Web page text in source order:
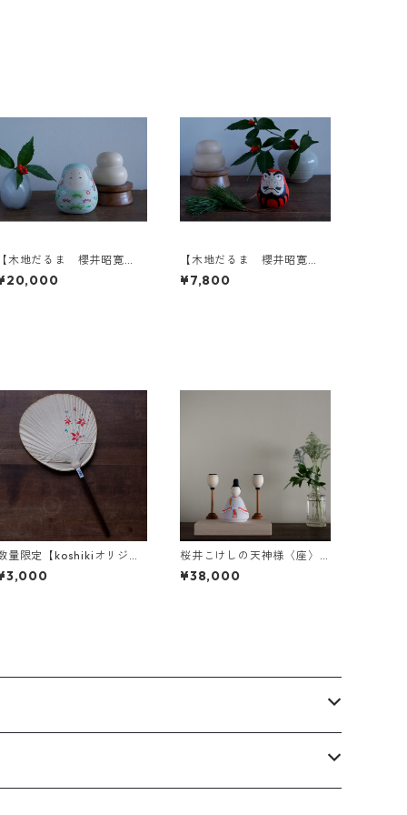
木地だるま 櫻井昭寛
】姫だるま 二筆目 B-3
【木地だるま 櫻井昭寛
作】だるま A-2
¥7,800
量限定【koshikiオリジナ
】うちわ(大) -楓-
桜井こけしの天神様〈座〉a
-4
¥38,000